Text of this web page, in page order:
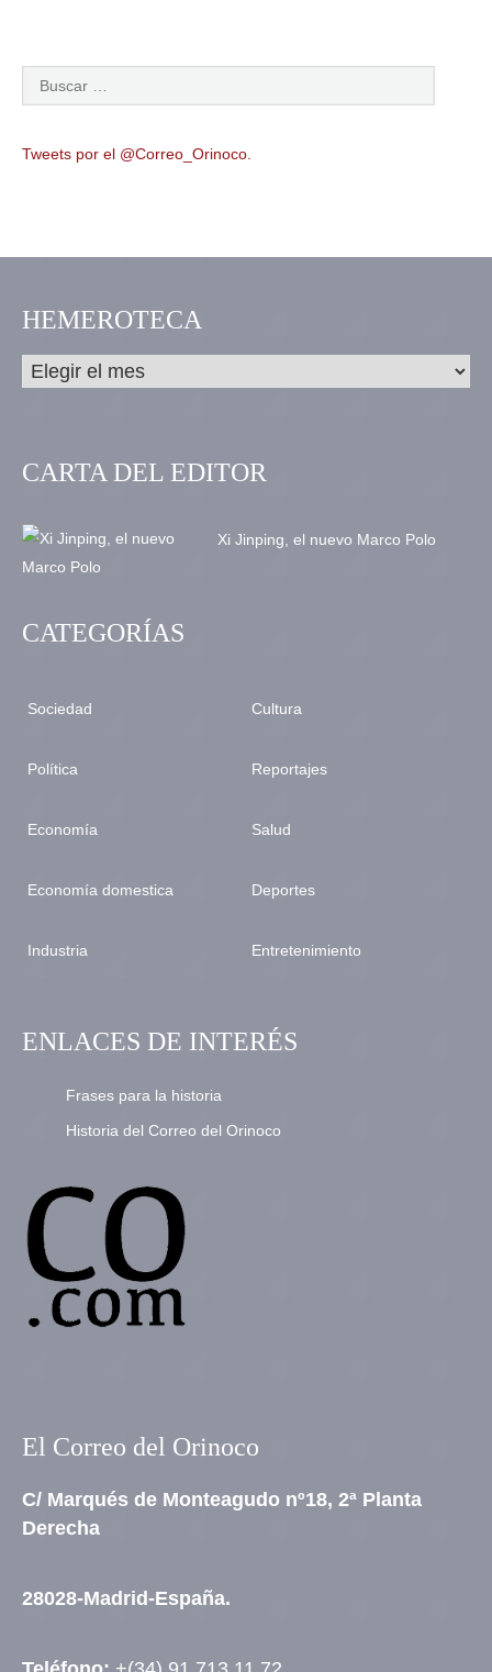
Tweets por el @Correo_Orinoco.
HEMEROTECA
CARTA DEL EDITOR
Xi Jinping, el nuevo Marco Polo
CATEGORÍAS
Sociedad
Política
Economía
Economía domestica
Industria
Cultura
Reportajes
Salud
Deportes
Entretenimiento
ENLACES DE INTERÉS
Frases para la historia
Historia del Correo del Orinoco
El Correo del Orinoco
C/ Marqués de Monteagudo nº18, 2ª Planta
Derecha
28028-Madrid-España.